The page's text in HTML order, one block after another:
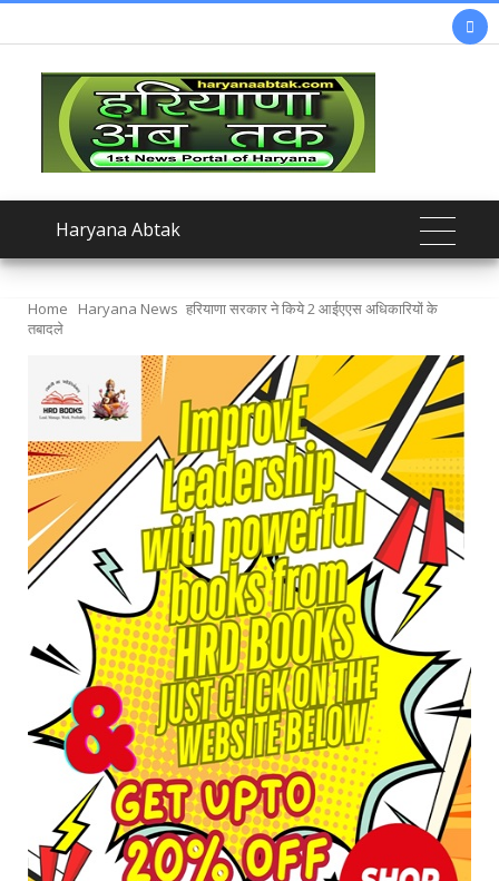

Haryana Abtak
Home Haryana News हरियाणा सरकार ने किये 2 आईएएस अधिकारियों के
तबादले